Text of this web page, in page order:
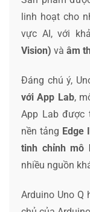
linh hoạt cho
vực AI, với
Vision) và âm
Đáng chú ý,
với App Lab,
App Lab được
nền tảng Edge
tinh chỉnh mô
nhiều nguồn
Arduino Uno Q